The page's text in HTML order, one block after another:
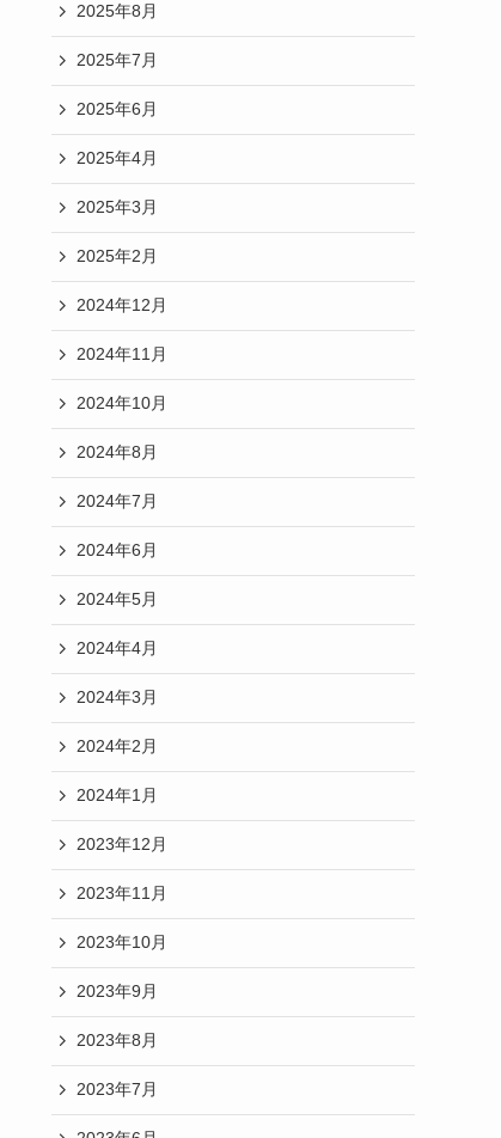
2025年8月
2025年7月
2025年6月
2025年4月
2025年3月
2025年2月
2024年12月
2024年11月
2024年10月
2024年8月
2024年7月
2024年6月
2024年5月
2024年4月
2024年3月
2024年2月
2024年1月
2023年12月
2023年11月
2023年10月
2023年9月
2023年8月
2023年7月